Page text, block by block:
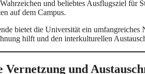
und beliebtes Ausflugsziel für
auf dem Campus.
bietet die Universität ein umfangreiches
hilft und den interkulturellen
und